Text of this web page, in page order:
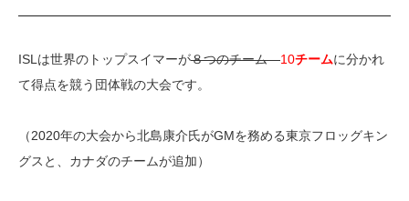
ISLは世界のトップスイマーが８つのチーム10チームに分かれ
て得点を競う団体戦の大会です。
（2020年の大会から北島康介氏がGMを務める東京フロッグキン
グスと、カナダのチームが追加）